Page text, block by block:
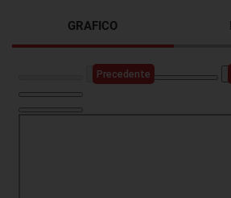
GRAFICO